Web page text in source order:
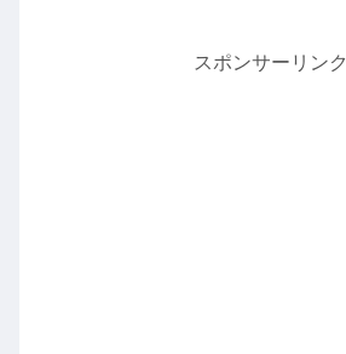
スポンサーリンク